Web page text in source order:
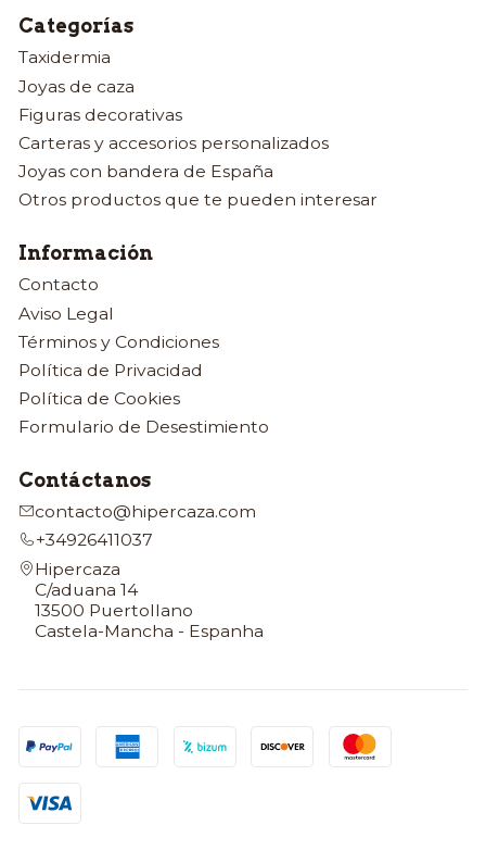
Categorías
Taxidermia
Joyas de caza
Figuras decorativas
Carteras y accesorios personalizados
Joyas con bandera de España
Otros productos que te pueden interesar
Información
Contacto
Aviso Legal
Términos y Condiciones
Política de Privacidad
Política de Cookies
Formulario de Desestimiento
Contáctanos
contacto@hipercaza.com
+34926411037
Hipercaza
C/aduana 14
13500 Puertollano
Castela-Mancha - Espanha